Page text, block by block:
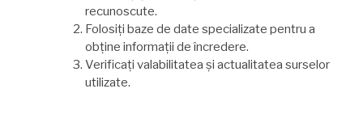
recunoscute.
Folosiți baze de date specializate pentru a
obține informații de încredere.
Verificați valabilitatea și actualitatea surselor
utilizate.